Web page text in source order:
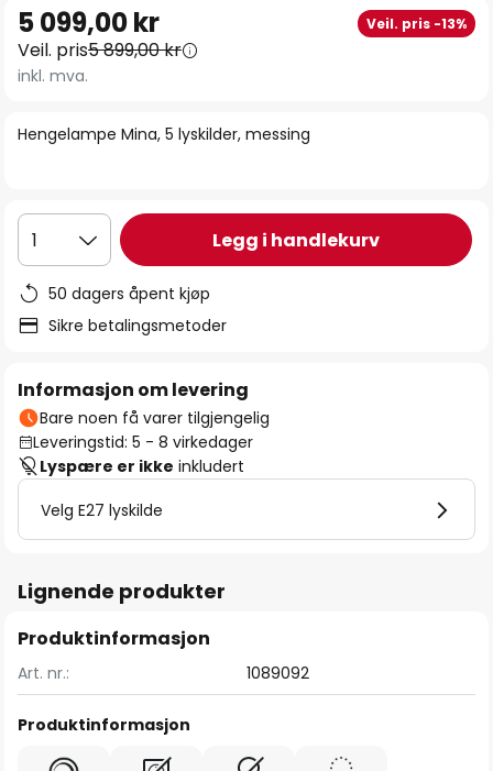
begynnelsen
av
Hengelampe Mina, 5 lyskilder, messing
5 099,00 kr Veil. pris -13%
Veil. pris5 899,00 kr
inkl. mva.
1 Legg i handlekurv
50 dagers åpent kjøp
Sikre betalingsmetoder
Informasjon om levering
Bare noen få varer tilgjengelig
Leveringstid: 5 - 8 virkedager
Lyspære er ikke inkludert
Velg E27 lyskilde
Lignende produkter
Produktinformasjon
Art. nr.: 1089092
Produktinformasjon